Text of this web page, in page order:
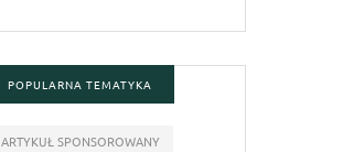
POPULARNA TEMATYKA
ARTYKUŁ SPONSOROWANY